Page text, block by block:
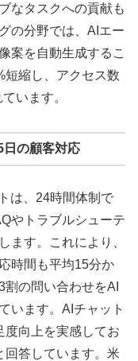
なタスクへの貢献も
の分野では、AIエー
案を自動生成するこ
短縮し、アクセス数
います。
の顧客対応
は、24時間体制で
やトラブルシューテ
ます。これにより、
時間も平均15分か
の問い合わせをAI
います。AIチャット
度向上を実感してお
回答しています。米